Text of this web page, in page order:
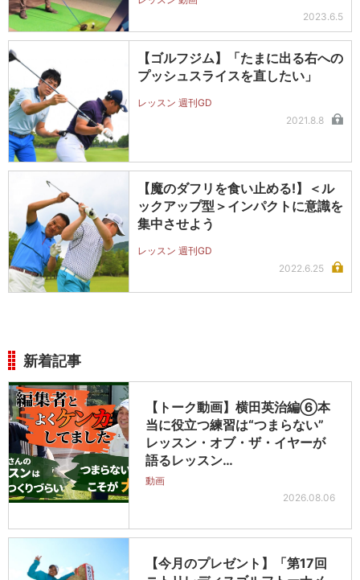
2023.6.5
【ゴルフジム】「たまに出る右への
プッシュスライスを直したい」
レッスン 週刊GD
2021.8.8
【魔のダフリを食い止める!】＜ル
ックアップ型＞インパクトに意識を
集中させよう
レッスン 週刊GD
2022.6.25
新着記事
【トーク動画】横田英治編⑥本
当に役立つ練習は“つまらない”
レッスン・オブ・ザ・イヤーが
語るレッスン…
動画
2026.08.06
【今月のプレゼント】「第17回